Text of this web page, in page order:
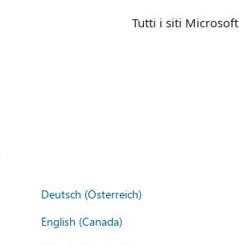
Tutti i siti Microsoft
Deutsch (Österreich)
English (Canada)